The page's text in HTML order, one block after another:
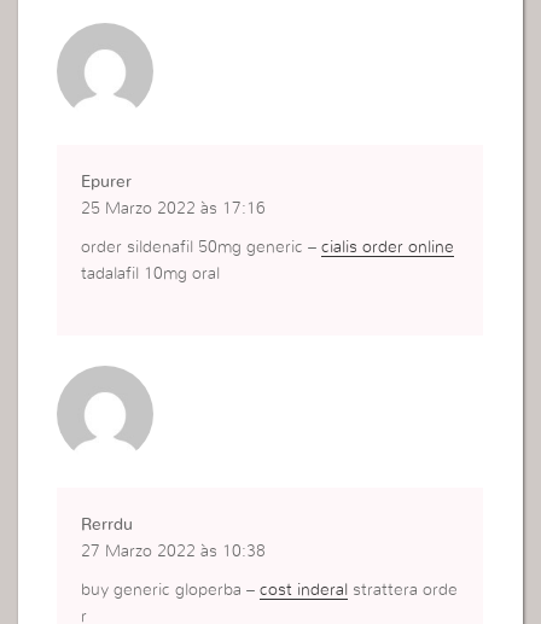
Epurer
25 Marzo 2022 às 17:16
order sildenafil 50mg generic –cialis order online
tadalafil 10mg oral
Rerrdu
27 Marzo 2022 às 10:38
buy generic gloperba –cost inderal strattera orde
r